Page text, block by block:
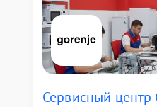
Сервисный центр